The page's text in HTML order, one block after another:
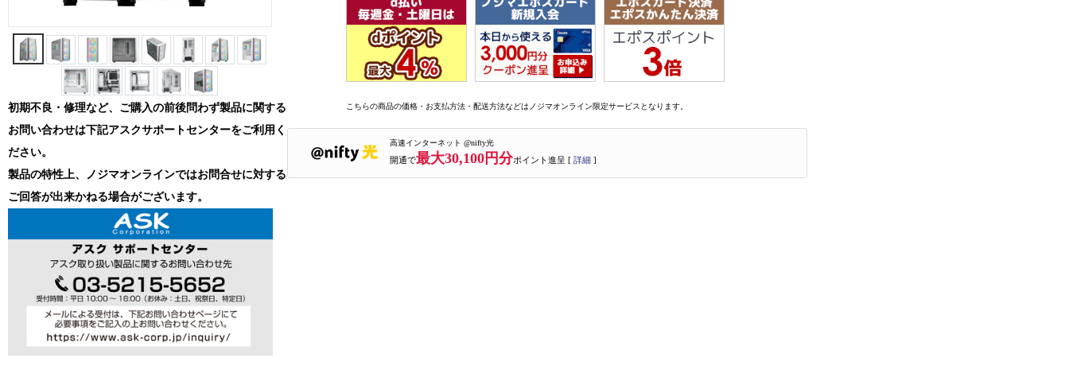
初期不良・修理など、ご購入の前後問わず製品に関する
お問い合わせは下記アスクサポートセンターをご利用く
ださい。
製品の特性上、ノジマオンラインではお問合せに対する
ご回答が出来かねる場合がございます。
こちらの商品の価格・お支払方法・配送方法などはノジマオンライン限定サービスとなります。
高速インターネット @nifty光
開通で最大30,100円分ポイント進呈 [ 詳細 ]